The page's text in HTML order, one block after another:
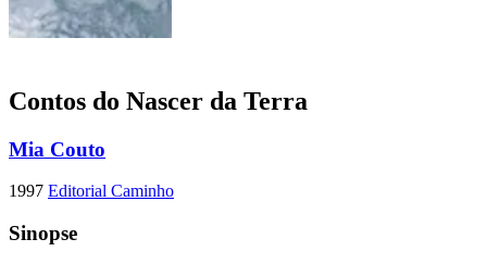
Contos do Nascer da Terra
Mia Couto
1997 Editorial Caminho
Sinopse